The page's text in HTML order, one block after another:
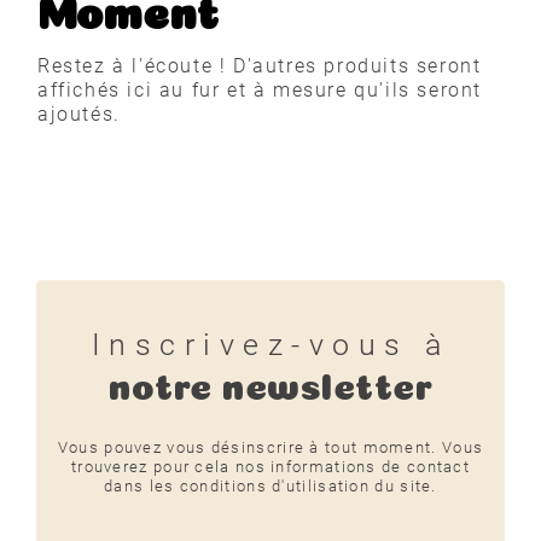
Moment
Restez à l'écoute ! D'autres produits seront
affichés ici au fur et à mesure qu'ils seront
ajoutés.
Inscrivez-vous à
notre newsletter
Vous pouvez vous désinscrire à tout moment. Vous
trouverez pour cela nos informations de contact
dans les conditions d'utilisation du site.